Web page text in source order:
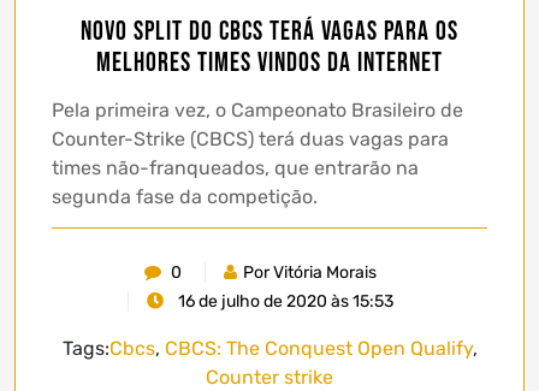
Novo split do CBCS terá vagas para os
melhores times vindos da internet
Pela primeira vez, o Campeonato Brasileiro de
Counter-Strike (CBCS) terá duas vagas para
times não-franqueados, que entrarão na
segunda fase da competição.
0
Por Vitória Morais
16 de julho de 2020 às 15:53
Tags:Cbcs, CBCS: The Conquest Open Qualify,
Counter strike